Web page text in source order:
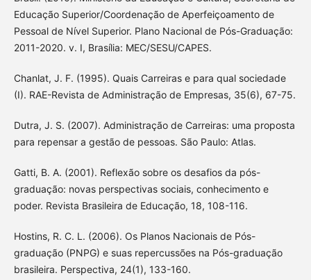
Educação Superior/Coordenação de Aperfeiçoamento de
Pessoal de Nível Superior. Plano Nacional de Pós-Graduação:
2011-2020. v. I, Brasília: MEC/SESU/CAPES.
Chanlat, J. F. (1995). Quais Carreiras e para qual sociedade
(I). RAE-Revista de Administração de Empresas, 35(6), 67-75.
Dutra, J. S. (2007). Administração de Carreiras: uma proposta
para repensar a gestão de pessoas. São Paulo: Atlas.
Gatti, B. A. (2001). Reflexão sobre os desafios da pós-
graduação: novas perspectivas sociais, conhecimento e
poder. Revista Brasileira de Educação, 18, 108-116.
Hostins, R. C. L. (2006). Os Planos Nacionais de Pós-
graduação (PNPG) e suas repercussões na Pós-graduação
brasileira. Perspectiva, 24(1), 133-160.